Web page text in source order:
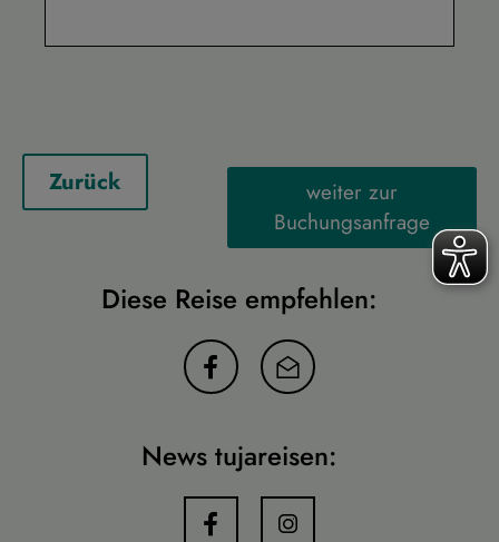
Zurück
weiter zur
Buchungsanfrage
Diese Reise empfehlen:
News tujareisen: